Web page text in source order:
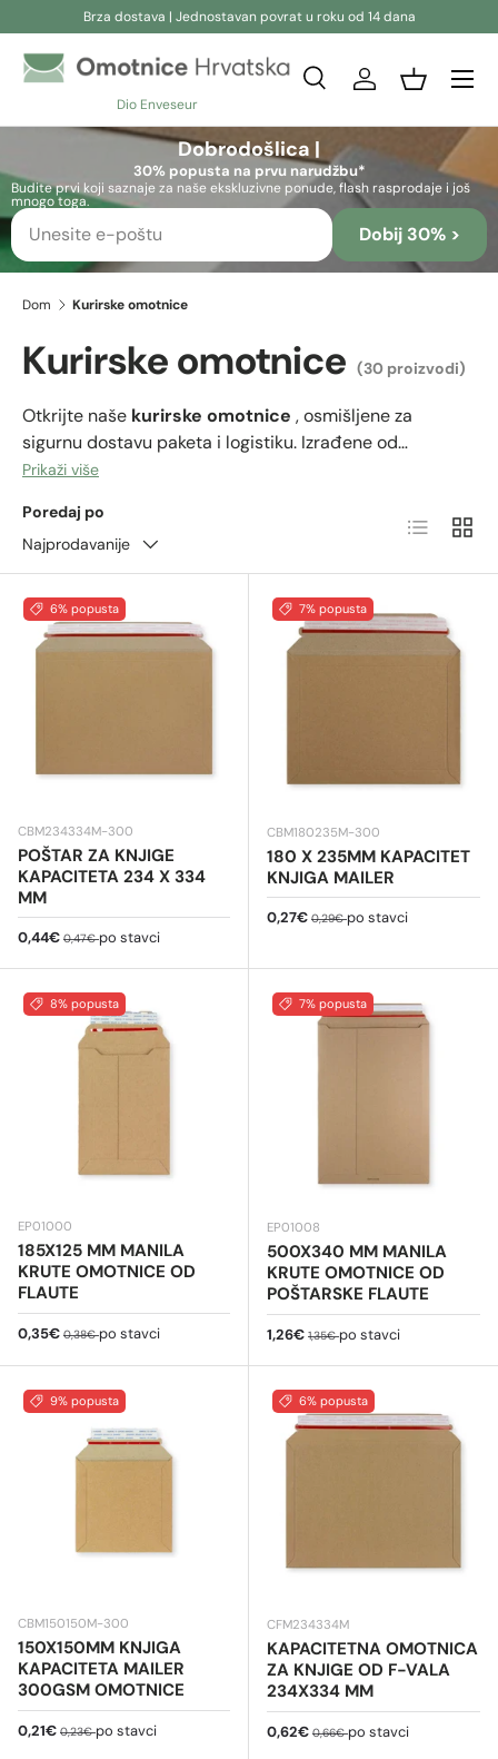
Brza dostava | Jednostavan povrat u roku od 14 dana
Dio Enveseur
Pretraživanje
Pretraživanje
Pretraživanje
PrijavaKošara
Dobrodošlica |
30% popusta na prvu narudžbu*
Budite prvi koji saznaje za naše ekskluzivne ponude, flash rasprodaje i još
mnogo toga.
Dobij 30% >
Dom Kurirske omotnice
Kurirske omotnice (30 proizvodi)
Otkrijte naše kurirske omotnice , osmišljene za
sigurnu dostavu paketa i logistiku. Izrađene od
izdržljivih, otpornih na kidanje kraft ili poli materijala za
integrirane prozorčiće za naljepnice za jednostavno
praćenje. Lagane, ali robusne, kurirske omotnice štite
dokumente i malu robu tijekom transporta,
osiguravajući profesionalnu prezentaciju i pouzdanu
dostavu. Kupujte veće količine za uštedu troškova i brzu
dostavu!
Prikaži više
Poredaj po
Najprodavanije
Popis Mreža
6% popusta
CBM234334M-300
POŠTAR ZA KNJIGE
KAPACITETA 234 X 334
MM
Cijena na sniženju
0,44€ Redovna cijena
0,47€po stavci
7% popusta
CBM180235M-300
180 X 235MM KAPACITET
KNJIGA MAILER
Cijena na sniženju
0,27€ Redovna cijena
0,29€po stavci
8% popusta
EP01000
185X125 MM MANILA
KRUTE OMOTNICE OD
FLAUTE
Cijena na sniženju
0,35€ Redovna cijena
0,38€po stavci
7% popusta
EP01008
500X340 MM MANILA
KRUTE OMOTNICE OD
POŠTARSKE FLAUTE
Cijena na sniženju
1,26€ Redovna cijena
1,35€po stavci
9% popusta
CBM150150M-300
150X150MM KNJIGA
KAPACITETA MAILER
300GSM OMOTNICE
Cijena na sniženju
0,21€ Redovna cijena
0,23€po stavci
6% popusta
CFM234334M
KAPACITETNA OMOTNICA
ZA KNJIGE OD F-VALA
234X334 MM
Cijena na sniženju
0,62€ Redovna cijena
0,66€po stavci